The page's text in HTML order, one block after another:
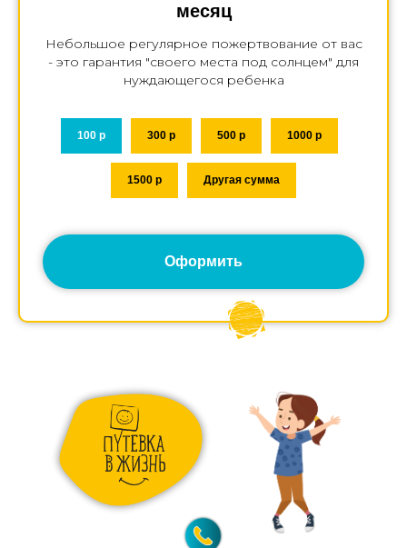
месяц
Небольшое регулярное пожертвование от вас
- это гарантия "своего места под солнцем" для
нуждающегося ребенка
100 р 300 р 500 р 1000 р
1500 р Другая сумма
Оформить